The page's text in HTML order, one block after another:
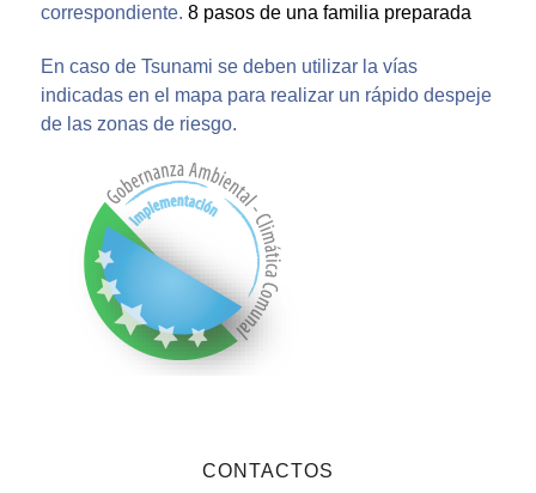
correspondiente. 8 pasos de una familia preparada
En caso de Tsunami se deben utilizar la vías
indicadas en el mapa para realizar un rápido despeje
de las zonas de riesgo.
CONTACTOS